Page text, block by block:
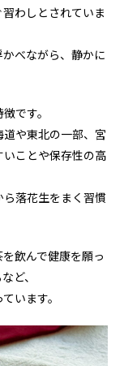
習わしとされていま
べながら、静かに
です。
や東北の一部、宮
ことや保存性の高
落花生をまく習慣
飲んで健康を願っ
ど、
います。